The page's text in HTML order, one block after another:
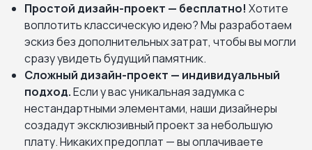
Простой дизайн-проект — бесплатно! Хотите
воплотить классическую идею? Мы разработаем
эскиз без дополнительных затрат, чтобы вы могли
сразу увидеть будущий памятник.
Сложный дизайн-проект — индивидуальный
подход.Если у вас уникальная задумка с
нестандартными элементами, наши дизайнеры
создадут эксклюзивный проект за небольшую
плату. Никаких предоплат — вы оплачиваете